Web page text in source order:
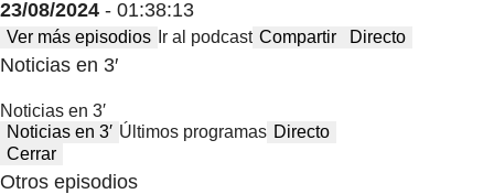
23/08/2024 - 01:38:13
Ver más episodios Ir al podcast Compartir Directo
Noticias en 3′
Noticias en 3′
Noticias en 3′ Últimos programas Directo
Cerrar
Otros episodios